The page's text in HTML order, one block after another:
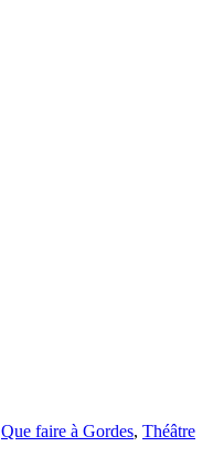
Que faire à Gordes, Théâtre